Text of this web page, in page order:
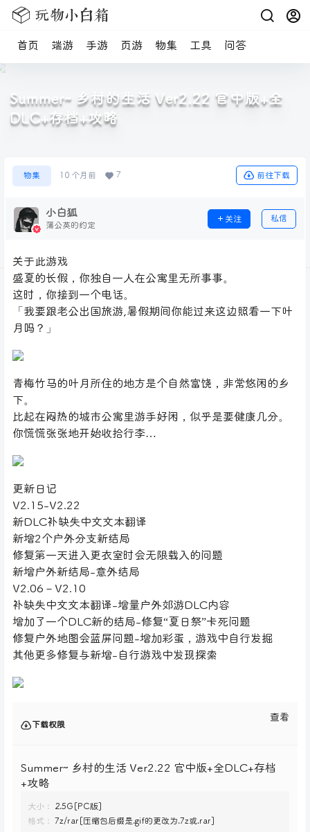
首页 端游 手游 页游 物集 工具 问答
Summer~ 乡村的生活 Ver2.22 官中版+全
DLC+存档+攻略
物集 10 个月前 7 前往下载
小白狐
蒲公英的约定
关注 私信
关于此游戏
盛夏的长假，你独自一人在公寓里无所事事。
这时，你接到一个电话。
「我要跟老公出国旅游,暑假期间你能过来这边照看一下叶
月吗？」
青梅竹马的叶月所住的地方是个自然富饶，非常悠闲的乡
下。
比起在闷热的城市公寓里游手好闲，似乎是要健康几分。
你慌慌张张地开始收拾行李…
更新日记
V2.15-V2.22
新DLC补缺失中文文本翻译
新增2个户外分支新结局
修复第一天进入更衣室时会无限载入的问题
新增户外新结局-意外结局
V2.06－V2.10
补缺失中文文本翻译-增量户外郊游DLC内容
增加了一个DLC新的结局-修复“夏日祭”卡死问题
修复户外地图会蓝屏问题-增加彩蛋，游戏中自行发掘
其他更多修复与新增-自行游戏中发现探索
下载权限
查看
Summer~ 乡村的生活 Ver2.22 官中版+全DLC+存档
+攻略
大小：
2.5G[PC版]
格式：
7z/rar[压缩包后缀是.gif的更改为.7z或.rar]